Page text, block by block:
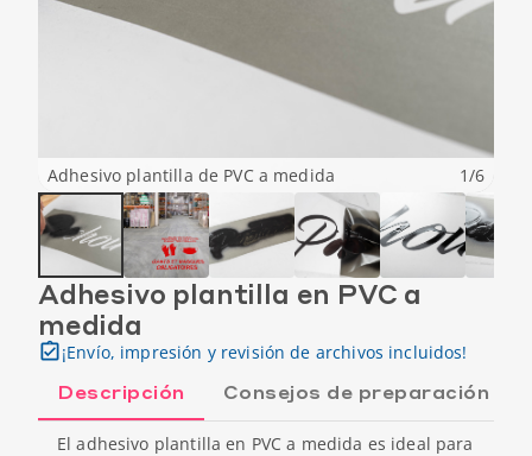
Adhesivo plantilla de PVC a medida 1/6
Adhesivo plantilla en PVC a
medida
¡Envío, impresión y revisión de archivos incluidos!
Descripción Consejos de preparación
El adhesivo plantilla en PVC a medida es ideal para